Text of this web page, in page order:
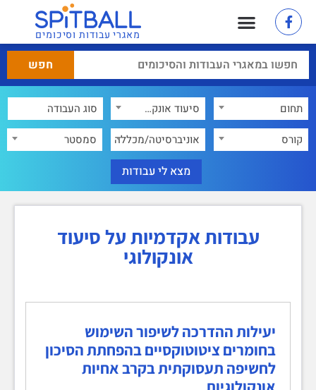
מאגרי עבודות וסיכומים
תחום
סיעוד אונקולוגי
קורס
אוניברסיטה/מכללה סמסטר
עבודות אקדמיות על סיעוד
אונקולוגי
יעילות ההדרכה לשיפור השימוש
בחומרים ציטוטוקסיים בהפחתת הסיכון
לחשיפה תעסוקתית בקרב אחיות